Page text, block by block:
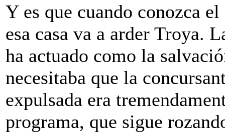
Y es que cuando conozca
esa casa va a arder Troya.
ha actuado como la
necesitaba que la
expulsada era
programa, que sigue